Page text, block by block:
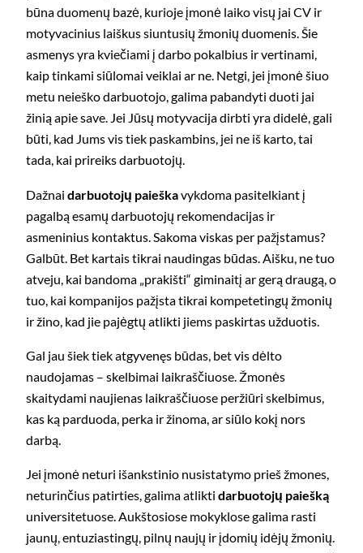
būna duomenų bazė, kurioje įmonė laiko visų jai CV ir
motyvacinius laiškus siuntusių žmonių duomenis. Šie
asmenys yra kviečiami į darbo pokalbius ir vertinami,
kaip tinkami siūlomai veiklai ar ne. Netgi, jei įmonė šiuo
metu neieško darbuotojo, galima pabandyti duoti jai
žinią apie save. Jei Jūsų motyvacija dirbti yra didelė, gali
būti, kad Jums vis tiek paskambins, jei ne iš karto, tai
tada, kai prireiks darbuotojų.
Dažnai darbuotojų paieškavykdoma pasitelkiant į
pagalbą esamų darbuotojų rekomendacijas ir
asmeninius kontaktus. Sakoma viskas per pažįstamus?
Galbūt. Bet kartais tikrai naudingas būdas. Aišku, ne tuo
atveju, kai bandoma „prakišti“ giminaitį ar gerą draugą, o
tuo, kai kompanijos pažįsta tikrai kompetetingų žmonių
ir žino, kad jie pajėgtų atlikti jiems paskirtas užduotis.
Gal jau šiek tiek atgyvenęs būdas, bet vis dėlto
naudojamas – skelbimai laikraščiuose. Žmonės
skaitydami naujienas laikraščiuose peržiūri skelbimus,
kas ką parduoda, perka ir žinoma, ar siūlo kokį nors
darbą.
Jei įmonė neturi išankstinio nusistatymo prieš žmones,
neturinčius patirties, galima atlikti darbuotojų paiešką
universitetuose. Aukštosiose mokyklose galima rasti
jaunų, entuziastingų, pilnų naujų ir įdomių idėjų žmonių.